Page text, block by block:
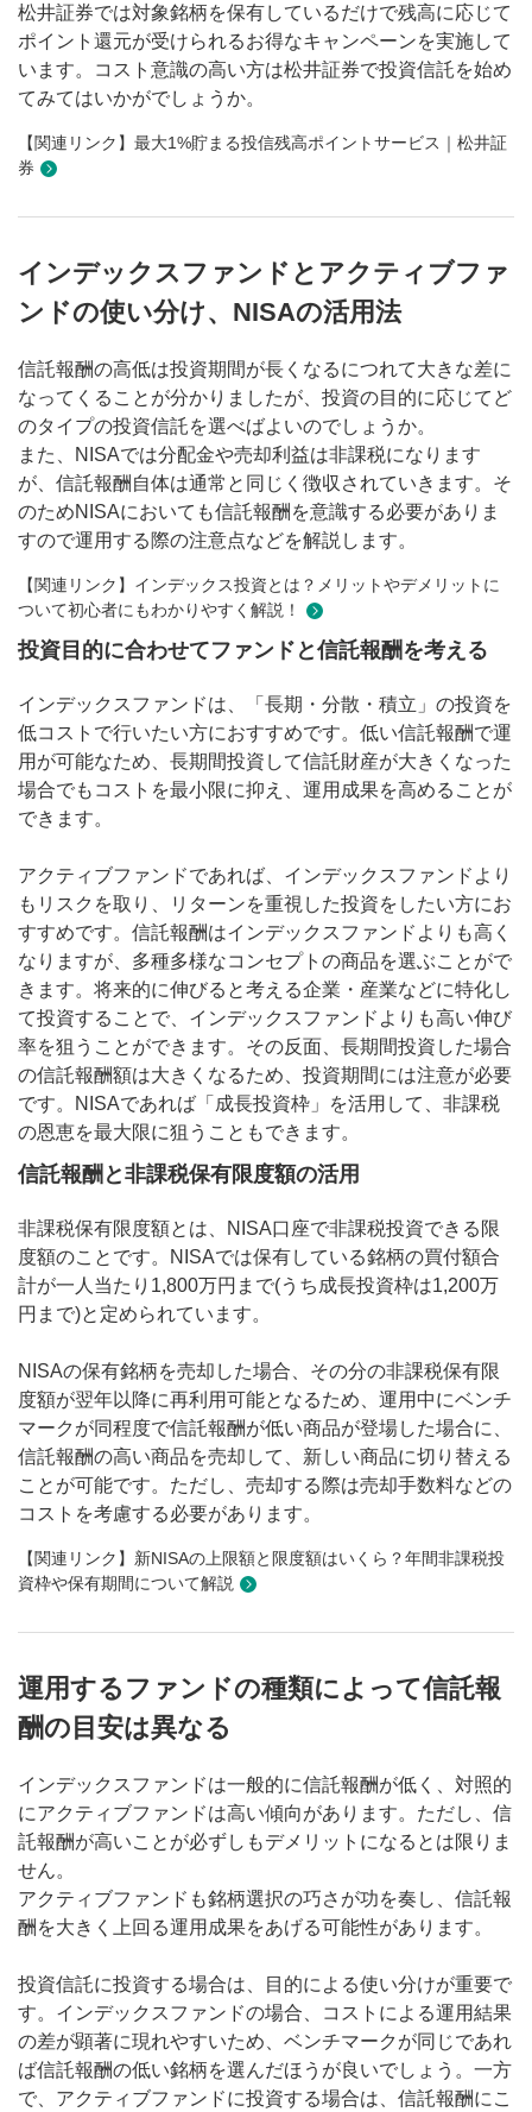
松井証券では対象銘柄を保有しているだけで残高に応じて
ポイント還元が受けられるお得なキャンペーンを実施して
います。コスト意識の高い方は松井証券で投資信託を始め
てみてはいかがでしょうか。
【関連リンク】最大1%貯まる投信残高ポイントサービス｜松井証
券
インデックスファンドとアクティブファ
ンドの使い分け、NISAの活用法
信託報酬の高低は投資期間が長くなるにつれて大きな差に
なってくることが分かりましたが、投資の目的に応じてど
のタイプの投資信託を選べばよいのでしょうか。
また、NISAでは分配金や売却利益は非課税になります
が、信託報酬自体は通常と同じく徴収されていきます。そ
のためNISAにおいても信託報酬を意識する必要がありま
すので運用する際の注意点などを解説します。
【関連リンク】インデックス投資とは？メリットやデメリットに
ついて初心者にもわかりやすく解説！
投資目的に合わせてファンドと信託報酬を考える
インデックスファンドは、「長期・分散・積立」の投資を
低コストで行いたい方におすすめです。低い信託報酬で運
用が可能なため、長期間投資して信託財産が大きくなった
場合でもコストを最小限に抑え、運用成果を高めることが
できます。
アクティブファンドであれば、インデックスファンドより
もリスクを取り、リターンを重視した投資をしたい方にお
すすめです。信託報酬はインデックスファンドよりも高く
なりますが、多種多様なコンセプトの商品を選ぶことがで
きます。将来的に伸びると考える企業・産業などに特化し
て投資することで、インデックスファンドよりも高い伸び
率を狙うことができます。その反面、長期間投資した場合
の信託報酬額は大きくなるため、投資期間には注意が必要
です。NISAであれば「成長投資枠」を活用して、非課税
の恩恵を最大限に狙うこともできます。
信託報酬と非課税保有限度額の活用
非課税保有限度額とは、NISA口座で非課税投資できる限
度額のことです。NISAでは保有している銘柄の買付額合
計が一人当たり1,800万円まで(うち成長投資枠は1,200万
円まで)と定められています。
NISAの保有銘柄を売却した場合、その分の非課税保有限
度額が翌年以降に再利用可能となるため、運用中にベンチ
マークが同程度で信託報酬が低い商品が登場した場合に、
信託報酬の高い商品を売却して、新しい商品に切り替える
ことが可能です。ただし、売却する際は売却手数料などの
コストを考慮する必要があります。
【関連リンク】新NISAの上限額と限度額はいくら？年間非課税投
資枠や保有期間について解説
運用するファンドの種類によって信託報
酬の目安は異なる
インデックスファンドは一般的に信託報酬が低く、対照的
にアクティブファンドは高い傾向があります。ただし、信
託報酬が高いことが必ずしもデメリットになるとは限りま
せん。
アクティブファンドも銘柄選択の巧さが功を奏し、信託報
酬を大きく上回る運用成果をあげる可能性があります。
投資信託に投資する場合は、目的による使い分けが重要で
す。インデックスファンドの場合、コストによる運用結果
の差が顕著に現れやすいため、ベンチマークが同じであれ
ば信託報酬の低い銘柄を選んだほうが良いでしょう。一方
で、アクティブファンドに投資する場合は、信託報酬にこ